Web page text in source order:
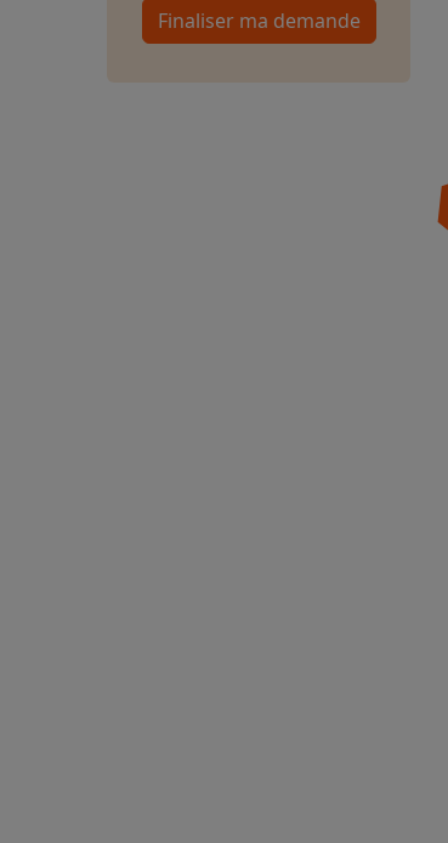
Finaliser ma demande